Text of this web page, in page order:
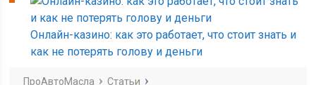
Онлайн-казино: как это работает, что стоит знать и
как не потерять голову и деньги
ПроАвтоМасла Статьи